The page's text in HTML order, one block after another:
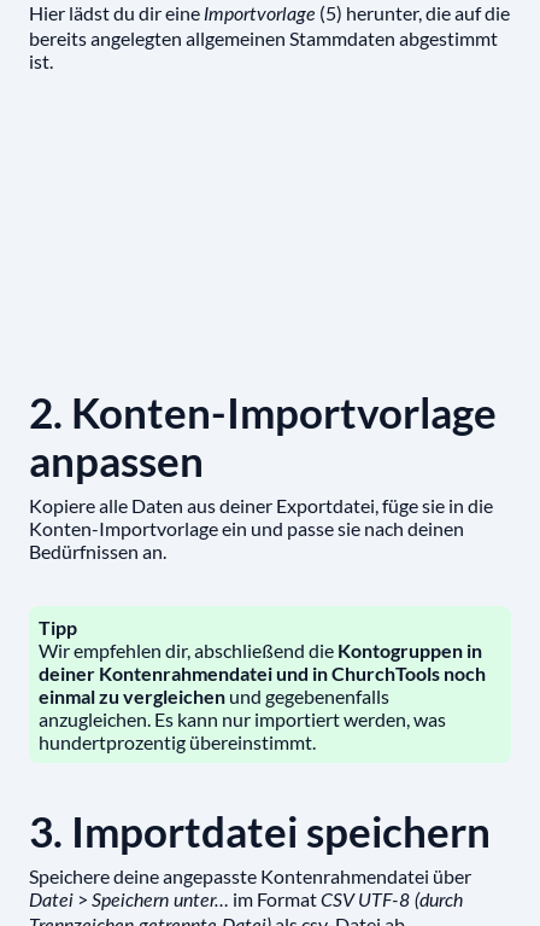
Hier lädst du dir eineImportvorlage (5) herunter, die auf die
bereits angelegten allgemeinen Stammdaten abgestimmt
ist.
2. Konten-Importvorlage
anpassen
Kopiere alle Daten aus deiner Exportdatei, füge sie in die
Konten-Importvorlage ein und passe sie nach deinen
Bedürfnissen an.
Tipp
Wir empfehlen dir, abschließend die Kontogruppen in
deiner Kontenrahmendatei und in ChurchTools noch
einmal zu vergleichen und gegebenenfalls
anzugleichen. Es kann nur importiert werden, was
hundertprozentig übereinstimmt.
3. Importdatei speichern
Speichere deine angepasste Kontenrahmendatei über
Datei > Speichern unter… im FormatCSV UTF-8 (durch